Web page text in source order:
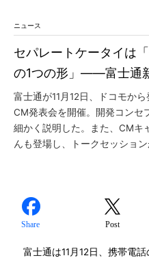
ニュース
セパレートケータイは
の1つの形」――富士通
富士通が11月12日、ドコモか
CM発表会を開催。開発コンセ
細かく説明した。また、CMキ
んも登場し、トークセッション
Share Post
富士通は11月12日、携帯電